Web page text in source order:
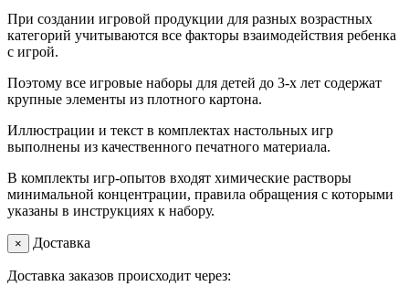
При создании игровой продукции для разных возрастных
категорий учитываются все факторы взаимодействия ребенка
с игрой.
Поэтому все игровые наборы для детей до 3-х лет содержат
крупные элементы из плотного картона.
Иллюстрации и текст в комплектах настольных игр
выполнены из качественного печатного материала.
В комплекты игр-опытов входят химические растворы
минимальной концентрации, правила обращения с которыми
указаны в инструкциях к набору.
× Доставка
Доставка заказов происходит через: